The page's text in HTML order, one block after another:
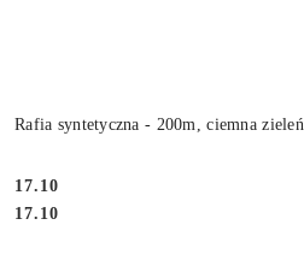
Rafia syntetyczna - 200m, ciemna zieleń
Cena:
17.10
Cena:
17.10